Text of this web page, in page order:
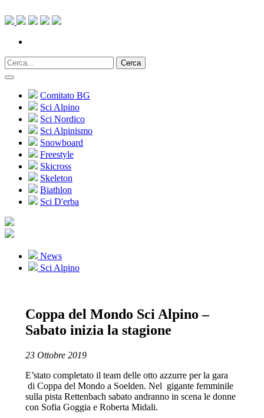
Cerca
Comitato BG
Sci Alpino
Sci Nordico
Sci Alpinismo
Snowboard
Freestyle
Skicross
Skeleton
Biathlon
Sci D'erba
News
Sci Alpino
Coppa del Mondo Sci Alpino –
Sabato inizia la stagione
23 Ottobre 2019
E’stato completato il team delle otto azzurre per la gara
di Coppa del Mondo a Soelden. Nel gigante femminile
sulla pista Rettenbach sabato andranno in scena le donne
con Sofia Goggia e Roberta Midali.